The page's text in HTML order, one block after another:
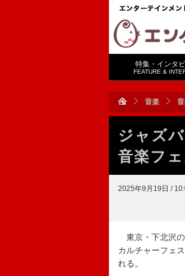
特集・インタ
FEATURE &
音楽
ジャズ
音楽フ
2025年9月19日 /
東京・下北沢の
カルチャーフェ
れる。